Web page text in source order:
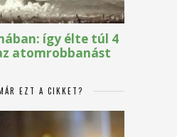
EZT A CIKKET?